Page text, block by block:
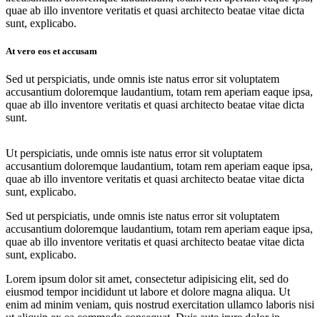
quae ab illo inventore veritatis et quasi architecto beatae vitae dicta
sunt, explicabo.
At vero eos et accusam
Sed ut perspiciatis, unde omnis iste natus error sit voluptatem
accusantium doloremque laudantium, totam rem aperiam eaque ipsa,
quae ab illo inventore veritatis et quasi architecto beatae vitae dicta
sunt.
Ut perspiciatis, unde omnis iste natus error sit voluptatem
accusantium doloremque laudantium, totam rem aperiam eaque ipsa,
quae ab illo inventore veritatis et quasi architecto beatae vitae dicta
sunt, explicabo.
Sed ut perspiciatis, unde omnis iste natus error sit voluptatem
accusantium doloremque laudantium, totam rem aperiam eaque ipsa,
quae ab illo inventore veritatis et quasi architecto beatae vitae dicta
sunt, explicabo.
Lorem ipsum dolor sit amet, consectetur adipisicing elit, sed do
eiusmod tempor incididunt ut labore et dolore magna aliqua. Ut
enim ad minim veniam, quis nostrud exercitation ullamco laboris nisi